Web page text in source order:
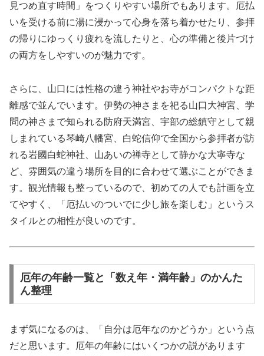
見つめ直す時間」をつくりやすい場所でもあります。厄払
いを受ける前に湯に浸かって心身を落ち着かせたり、参拝
の帰りにゆっくり疲れを流したりと、心の準備と後片づけ
の両方をしやすいのが魅力です。
さらに、山口には性格の違う神社やお寺がコンパクトな距
離感で並んでいます。伊勢の神さまを祀る山口大神宮、学
問の神さまで知られる防府天満宮、宇部の総鎮守として親
しまれている琴崎八幡宮、白蛇信仰で全国から参拝者が訪
れる岩國白蛇神社、山あいの禅寺として静かな大寧寺な
ど、雰囲気の違う場所を目的に合わせて選ぶことができま
す。観光情報も整っているので、初めての人でも計画を立
てやすく、「厄払いのついでに少し旅を楽しむ」というス
タイルとの相性が良いのです。
厄年の年齢一覧と「数え年・満年齢」のかんた
ん整理
まず気になるのは、「自分は厄年なのかどうか」という点
だと思います。厄年の年齢にはいくつかの説があります